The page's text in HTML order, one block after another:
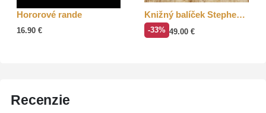
Hororové rande
16.90 €
Knižný balíček Stephen Fry
-33% 49.00 €
Recenzie